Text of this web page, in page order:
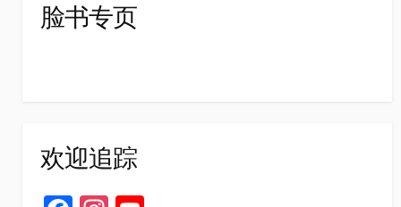
脸书专页
欢迎追踪